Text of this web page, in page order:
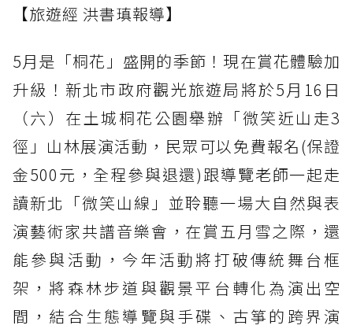
【旅遊經 洪書瑱報導】
5月是「桐花」盛開的季節！現在賞花體驗加
升級！新北市政府觀光旅遊局將於5月16日
（六）在土城桐花公園舉辦「微笑近山走3
徑」山林展演活動，民眾可以免費報名(保證
金500元，全程參與退還)跟導覽老師一起走
讀新北「微笑山線」並聆聽一場大自然與表
演藝術家共譜音樂會，在賞五月雪之際，還
能參與活動，今年活動將打破傳統舞台框
架，將森林步道與觀景平台轉化為演出空
間，結合生態導覽與手碟、古箏的跨界演